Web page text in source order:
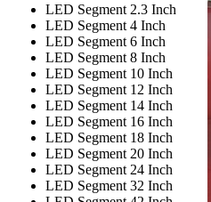
LED Segment 2.3 Inch
LED Segment 4 Inch
LED Segment 6 Inch
LED Segment 8 Inch
LED Segment 10 Inch
LED Segment 12 Inch
LED Segment 14 Inch
LED Segment 16 Inch
LED Segment 18 Inch
LED Segment 20 Inch
LED Segment 24 Inch
LED Segment 32 Inch